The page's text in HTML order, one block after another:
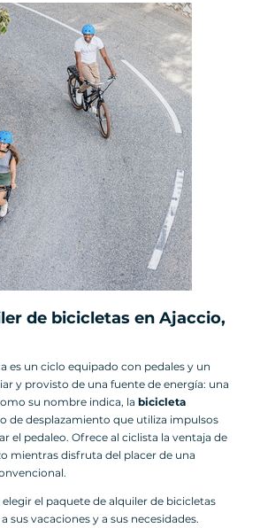
de bicicletas en Ajaccio,
es un ciclo equipado con pedales y un
y provisto de una fuente de energía: una
su nombre indica, la bicicleta
de desplazamiento que utiliza impulsos
el pedaleo. Ofrece al ciclista la ventaja de
mientras disfruta del placer de una
el paquete de alquiler de bicicletas
sus vacaciones y a sus necesidades.